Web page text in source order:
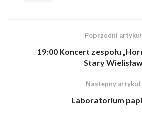
Poprzedni artykuł
19:00 Koncert zespołu
Stary
Następny artykuł
Laboratorium